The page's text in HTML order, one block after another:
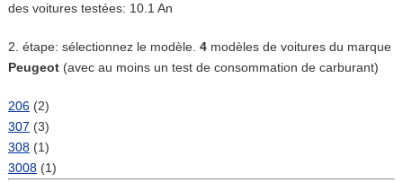
des voitures testées: 10.1 An
2. étape: sélectionnez le modèle. 4modèles de voitures du marque
Peugeot(avec au moins un test de consommation de carburant)
206(2)
307 (3)
308(1)
3008(1)